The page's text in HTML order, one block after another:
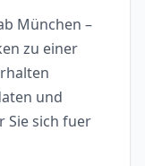
München –
zu einer
und
Sie sich fuer